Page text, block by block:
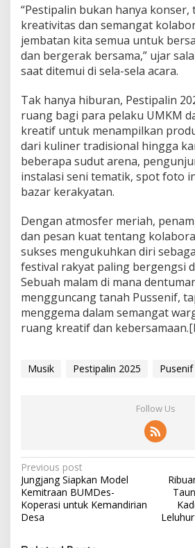
e
n
f
“Pestipalin bukan hanya konser,
kreativitas dan semangat
jembatan kita semua untuk
dan bergerak bersama,” ujar
saat ditemui di sela-sela acara.
Tak hanya hiburan, Pestipalin
ruang bagi para pelaku UMKM
kreatif untuk menampilkan
dari kuliner tradisional hingga
beberapa sudut arena,
instalasi seni tematik, spot foto
bazar kerakyatan.
Dengan atmosfer meriah,
dan pesan kuat tentang
sukses mengukuhkan diri
festival rakyat paling bergengsi
Sebuah malam di mana
mengguncang tanah Pussenif,
menggema dalam semangat
ruang kreatif dan
Musik Pestipalin 2025 Pusenif
Follow Us
P
o
s
Previous post
Jungjang Siapkan Model
Kemitraan BUMDes-
Koperasi untuk Kemandirian
Desa